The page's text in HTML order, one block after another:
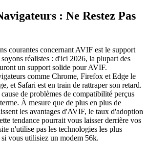
: Ne Restez Pas
courantes concernant AVIF est le support
réalistes : d'ici 2026, la plupart des
un support solide pour AVIF.
comme Chrome, Firefox et Edge le
et Safari est en train de rattraper son retard.
de problèmes de compatibilité perçus
À mesure que de plus en plus de
les avantages d'AVIF, le taux d'adoption
tendance pourrait vous laisser derrière vos
n'utilise pas les technologies les plus
si vous utilisiez un modem 56k.